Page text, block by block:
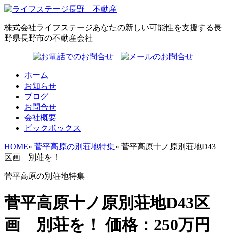
株式会社ライフステージあなたの新しい可能性を支援する長
野県長野市の不動産会社
ホーム
お知らせ
ブログ
お問合せ
会社概要
ビックボックス
HOME» 菅平高原の別荘地特集» 菅平高原十ノ原別荘地D43
区画 別荘を！
菅平高原の別荘地特集
菅平高原十ノ原別荘地D43区
画 別荘を！価格： 250万円